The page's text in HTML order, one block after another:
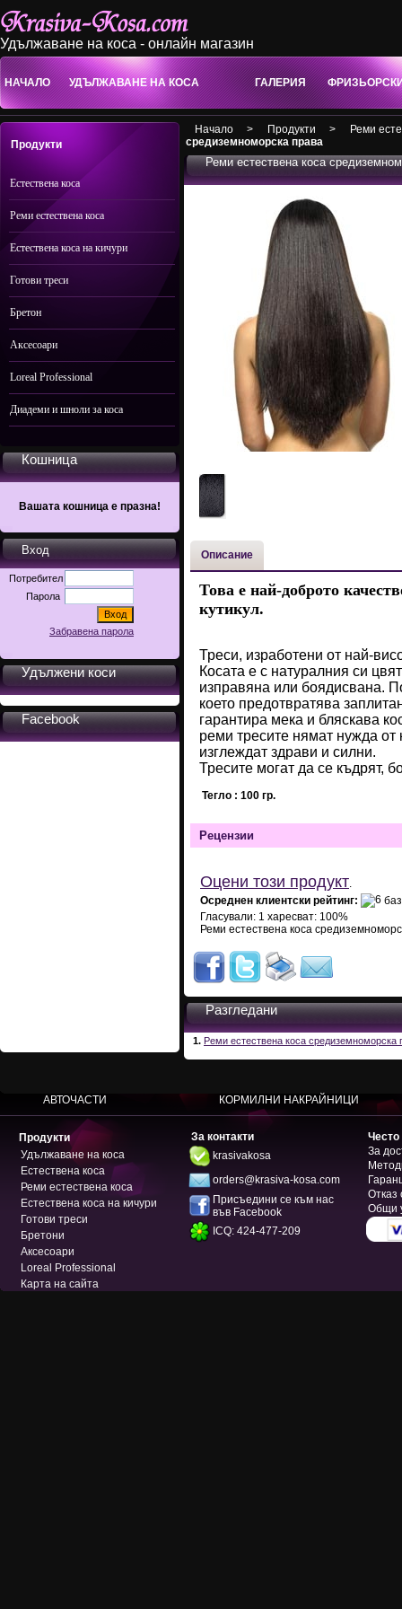
Удължаване на коса - онлайн магазин
НАЧАЛО УДЪЛЖАВАНЕ НА КОСА ГАЛЕРИЯ
Продукти
Естествена коса
Реми естествена коса
Естествена коса на кичури
Готови треси
Бретон
Аксесоари
Loreal Professional
Диадеми и шноли за коса
Кошница
Вашата кошница е празна!
Вход
Потребител
Парола
Забравена парола
Удължени коси
Facebook
Начало > Продукти >
Реми
средиземноморска права
Реми естествена коса
Описание
Това е най-доброто
кутикул.
Треси, изработени от най-
Косата е с натуралния си
изправяна или боядисвана.
което предотвратява
гарантира мека и бляскава
реми тресите нямат нужда
изглеждат здрави и силни.
Тресите могат да се къдрят,
Тегло : 100 гр.
Рецензии
Оцени този продукт.
Осреднен клиентски рейтинг:
Гласували: 1 харесват: 100%
Реми естествена коса
Разгледани
1. Реми естествена коса средиземноморска
АВТОЧАСТИ КОРМИЛНИ НАКРАЙНИЦИ
Продукти
Удължаване на коса
Естествена коса
Реми естествена коса
Естествена коса на кичури
Готови треси
Бретони
Аксесоари
Loreal Professional
Карта на сайта
За контакти
krasivakosa
orders@krasiva-kosa.com
Присъедини се към нас
във Facebook
ICQ: 424-477-209
Често
За
Отказ
Общи